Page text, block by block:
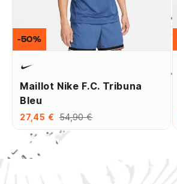
Maillot Nike F.C. Tribuna
Bleu
27,45 € 54,90 €
-50%